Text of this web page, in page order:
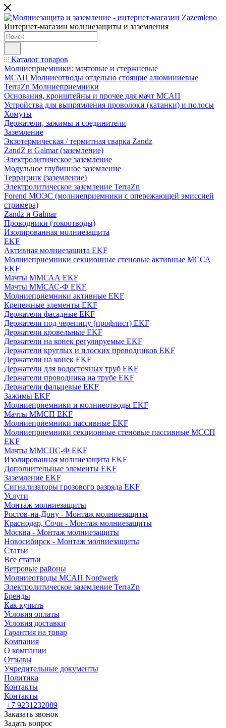
Интернет-магазин молниезащиты и заземления
Каталог товаров
Молниеприемники: мачтовые и стержневые
МСАП Молниеотводы отдельно стоящие алюминиевые
TerraZn Молниеприемники
Основания, кронштейны и прочее для мачт МСАП
Устройства для выпрямления проволоки (катанки) и полосы
Хомуты
Держатели, зажимы и соединители
Заземление
Экзотермическая / термитная сварка Zandz
ZandZ и Galmar (заземление)
Электролитическое заземление
Модульное глубинное заземление
Террацинк (заземление)
Электролитическое заземление TerraZn
Forend МОЭС (молниеприемники с опережающей эмиссией
стримера)
Zandz и Galmar
Проводники (токоотводы)
Изолированная молниезащита
EKF
Активная молниезащита EKF
Молниеприемники секционные стеновые активные МССА
EKF
Мачты ММСАА EKF
Мачты ММСАС-Ф EKF
Молниеприемники активные EKF
Крепежные элементы EKF
Держатели фасадные EKF
Держатели под черепицу (профлист) EKF
Держатели кровельные EKF
Держатели на конек регулируемые EKF
Держатели круглых и плоских проводников EKF
Держатели на конек EKF
Держатели для водосточных труб EKF
Держатели проводника на трубе EKF
Держатели фальцевые EKF
Зажимы EKF
Молниеприемники и молниеотводы EKF
Мачты ММСП EKF
Молниеприемники пассивные EKF
Молниеприемники секционные стеновые пассивные МССП
EKF
Мачты ММСПС-Ф EKF
Изолированная молниезащита EKF
Дополнительные элементы EKF
Заземление EKF
Сигнализаторы грозового разряда EKF
Услуги
Монтаж молниезащиты
Ростов-на-Дону - Монтаж молниезащиты
Краснодар, Сочи - Монтаж молниезащиты
Москва - Монтаж молниезащиты
Новосибирск - Монтаж молниезащиты
Статьи
Все статьи
Ветровые районы
Молниеотводы МСАП Nordwerk
Электролитическое заземление TerraZn
Бренды
Как купить
Условия оплаты
Условия доставки
Гарантия на товар
Компания
О компании
Отзывы
Учредительные документы
Политика
Контакты
Контакты
+7 9231232089
Заказать звонок
Задать вопрос